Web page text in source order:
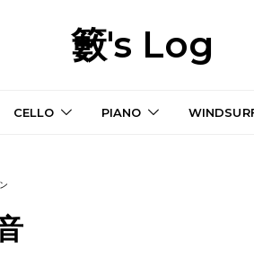
籔's Log
CELLO PIANO